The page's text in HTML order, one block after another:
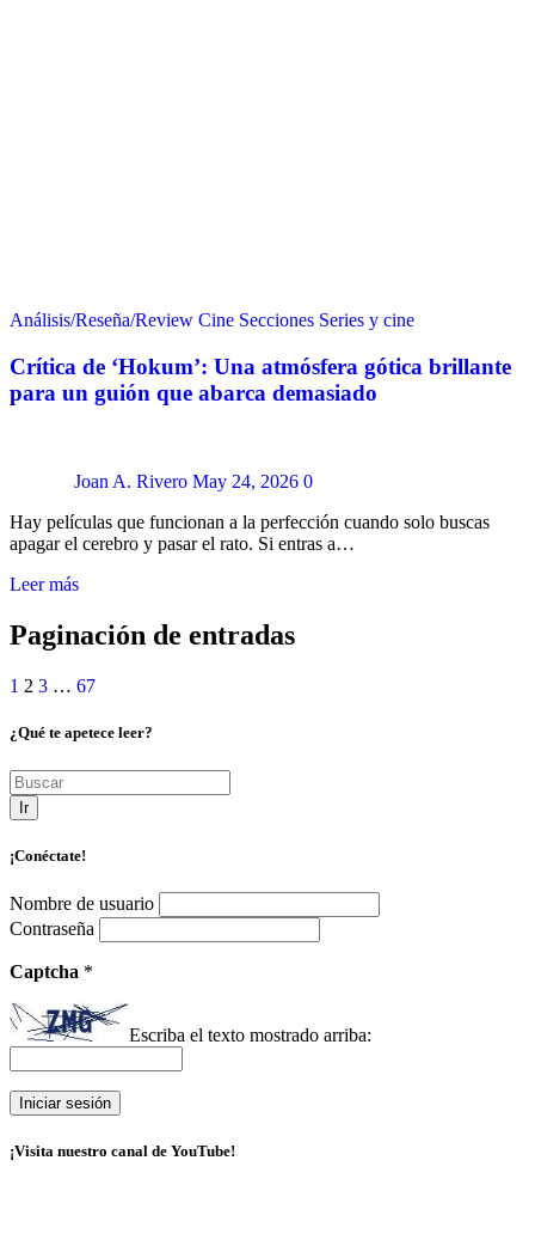
Análisis/Reseña/Review Cine Secciones Series y cine
Crítica de ‘Hokum’: Una atmósfera gótica brillante
para un guión que abarca demasiado
Joan A. Rivero May 24, 2026 0
Hay películas que funcionan a la perfección cuando solo buscas
apagar el cerebro y pasar el rato. Si entras a…
Leer más
Paginación de entradas
1 2 3 … 67
¿Qué te apetece leer?
Ir
¡Conéctate!
Nombre de usuario
Contraseña
Captcha *
Escriba el texto mostrado arriba:
¡Visita nuestro canal de YouTube!